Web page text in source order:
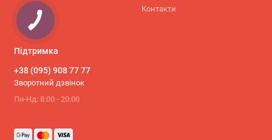
Контакти
Підтримка
+38 (095) 908 77 77
Зворотний дзвінок
Пн-Нд: 8:00 - 20:00
КНОПКА
СВЯЗИ